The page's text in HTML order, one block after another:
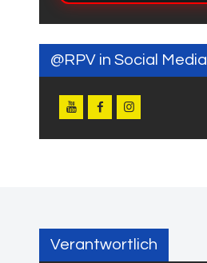
@RPV in Social Media
Verantwortlich